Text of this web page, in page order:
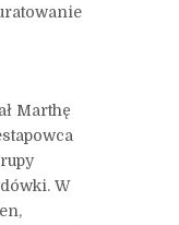
Marthę
W